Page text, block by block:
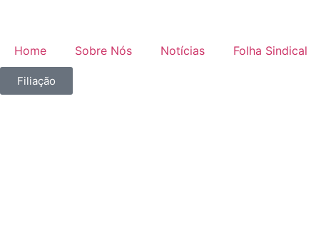
Home Sobre Nós Notícias Folha Sindical
Filiação